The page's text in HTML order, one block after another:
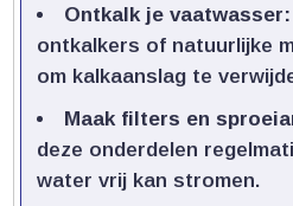
Ontkalk je vaatwasser:
ontkalkers of natuurlijke
om kalkaanslag te
Maak filters en
deze onderdelen
water vrij kan stromen.​